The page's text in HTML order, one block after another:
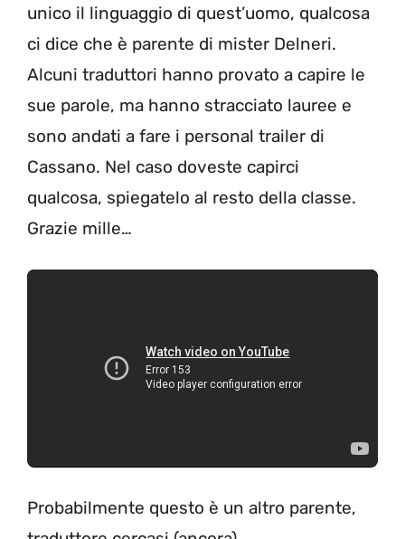
unico il linguaggio di quest’uomo, qualcosa
ci dice che è parente di mister Delneri.
Alcuni traduttori hanno provato a capire le
sue parole, ma hanno stracciato lauree e
sono andati a fare i personal trailer di
Cassano. Nel caso doveste capirci
qualcosa, spiegatelo al resto della classe.
Grazie mille…
Probabilmente questo è un altro parente,